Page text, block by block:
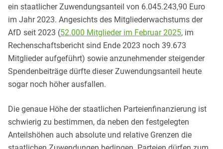
ein staatlicher Zuwendungsanteil von 6.045.243,90 Euro
im Jahr 2023. Angesichts des Mitgliederwachstums der
AfD seit 2023 (52.000 Mitglieder im Februar 2025, im
Rechenschaftsbericht sind Ende 2023 noch 39.673
Mitglieder aufgeführt) sowie anzunehmender steigender
Spendenbeiträge dürfte dieser Zuwendungsanteil heute
sogar noch höher ausfallen.
Die genaue Höhe der staatlichen Parteienfinanzierung ist
schwierig zu bestimmen, da neben den festgelegten
Anteilshöhen auch absolute und relative Grenzen die